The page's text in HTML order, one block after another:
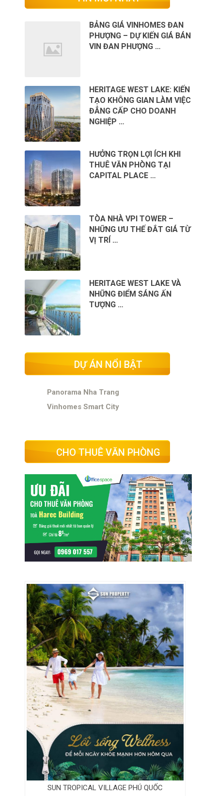
BẢNG GIÁ VINHOMES ĐAN
PHƯỢNG – DỰ KIẾN GIÁ BÁN
VIN ĐAN PHƯỢNG …
HERITAGE WEST LAKE: KIẾN
TẠO KHÔNG GIAN LÀM VIỆC
ĐẲNG CẤP CHO DOANH
NGHIỆP …
HƯỞNG TRỌN LỢI ÍCH KHI
THUÊ VĂN PHÒNG TẠI
CAPITAL PLACE …
TÒA NHÀ VPI TOWER –
NHỮNG ƯU THẾ ĐẮT GIÁ TỪ
VỊ TRÍ …
HERITAGE WEST LAKE VÀ
NHỮNG ĐIỂM SÁNG ẤN
TƯỢNG …
DỰ ÁN NỔI BẬT
Panorama Nha Trang
Vinhomes Smart City
CHO THUÊ VĂN PHÒNG
SUN TROPICAL VILLAGE PHÚ QUỐC